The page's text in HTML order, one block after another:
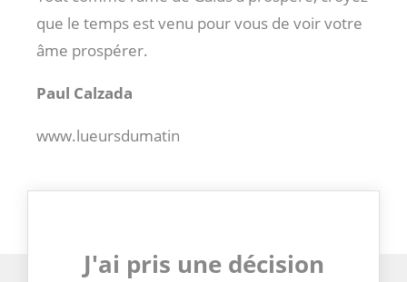
que le temps est venu pour vous de voir votre
âme prospérer.
Paul Calzada
www.lueursdumatin
J'ai pris une décision